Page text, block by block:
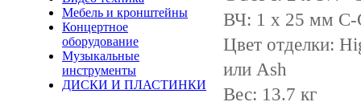
Мебель и кронштейны
Концертное
оборудование
Музыкальные
инструменты
ДИСКИ И ПЛАСТИНКИ
ВЧ: 1 x 25 мм C-
Цвет отделки:
или Ash
Вес: 13.7 кг